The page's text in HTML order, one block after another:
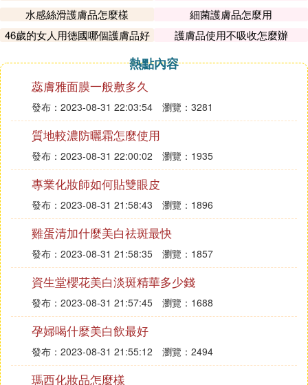
形成原因：這種曬斑多數是因為在戶外曬一天後，臉
長斑。
淡化方法：建議使用溫和型的補水修復產品，晚上用
維生素E配合淡斑精華，塗抹在臉上按摩打圈，有助
於淡化形成的紅色斑點，以及預防新的斑點生長
『叄』 「佳慕」這個牌子的護膚品怎麼樣
品牌兒的嗯，還不錯，嗯，護膚品挺好的。我來說，
對於我們大家來講，選一個適合自己的才好。嗯，不
過呢，由由於由於個人的原因，你可能對此是不是過
過不過敏還很難說。你要自己把握一下才好啊。不然
那怎麼去處理這事呢啊？
『肆』 svr身體乳可以抹全身嗎 svr舒唯雅
身體乳怎麼樣
擁有白里透紅，光亮的皮膚非常重要。想想自己的雞
皮膚質，真的好想哭。無意中發現了一款身體乳，據
說是法國葯妝產品，效果好還不錯喲！塗抹之後也不
水感絲滑護膚品怎麼樣
細菌護膚品怎麼用
46歲的女人用德國哪個護膚品好
護膚品使用不吸收怎麼辦
熱點內容
蕊膚雅面膜一般敷多久
發布：2023-08-31 22:03:54 瀏覽：3281
質地較濃防曬霜怎麼使用
發布：2023-08-31 22:00:02 瀏覽：1935
專業化妝師如何貼雙眼皮
發布：2023-08-31 21:58:43 瀏覽：1896
雞蛋清加什麼美白祛斑最快
發布：2023-08-31 21:58:35 瀏覽：1857
資生堂櫻花美白淡斑精華多少錢
發布：2023-08-31 21:57:45 瀏覽：1688
孕婦喝什麼美白飲最好
發布：2023-08-31 21:55:12 瀏覽：2494
瑪西化妝品怎麼樣